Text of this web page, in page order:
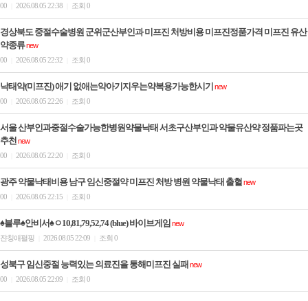
00
2026.08.05 22:38 조회 0
경상북도 중절수술병원 군위군산부인과 미프진 처방비용 미프진정품가격 미­프진 유산
약종류new
00
2026.08.05 22:32 조회 0
낙태약(미프진) 애기 없애는약아기지우는약복용가능한시기 new
00
2026.08.05 22:26 조회 0
서울 산부인과중절수술가능한병원약물낙태 서초구산부인과 약물유산약 정품파는곳
추천 new
00
2026.08.05 22:20 조회 0
광주 약물낙태비용 남구 임신중절약 미프진 처방 병원 약물낙­태 출혈 new
00
2026.08.05 22:15 조회 0
♠블루♠안비서♠ㅇ10,81,79,52,74 (blue) 바이브게임 new
쟌칭애펼핑
2026.08.05 22:09 조회 0
성북구 임신중절 능력있는 의료진을 통해미­프진 실패 new
00
2026.08.05 22:09 조회 0